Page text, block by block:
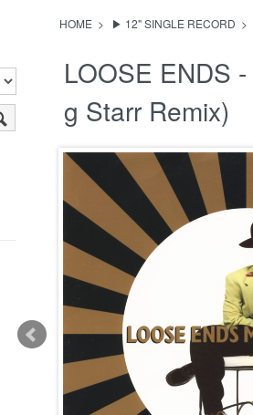
HOME > ▶ 12" SINGLE RECORD >
LOOSE ENDS
g Starr Remix)